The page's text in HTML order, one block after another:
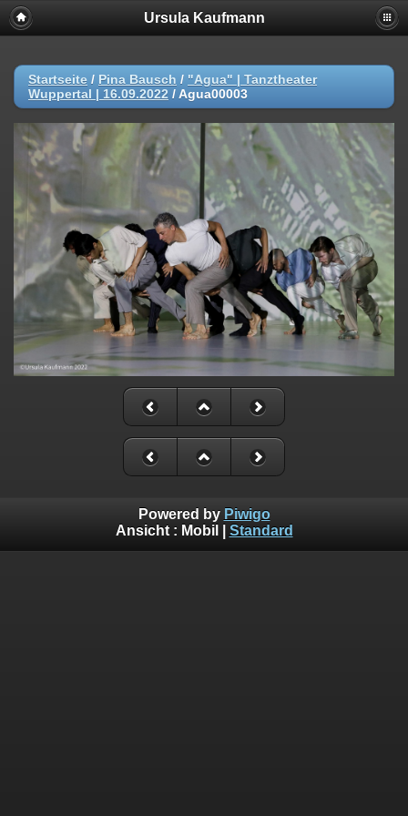
Ursula Kaufmann
Startseite / Pina Bausch / "Agua" | Tanztheater
Wuppertal | 16.09.2022 / Agua00003
Powered by Piwigo
Ansicht : Mobil Standard